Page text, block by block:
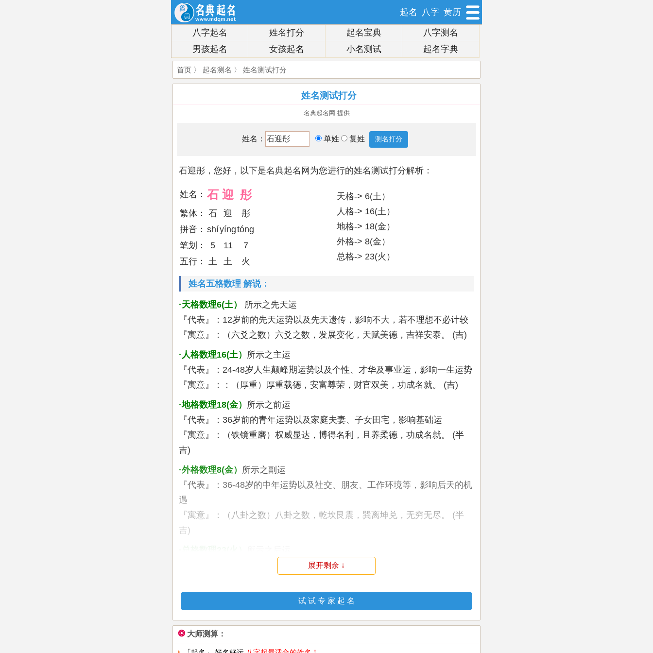
起名 八字 黄历
八字起名 姓名打分 起名宝典
八字测名
男孩起名
女孩起名 小名测试 起名字典
首页 〉 起名测名 〉 姓名测试打分
姓名测试打分
名典起名网 提供
姓名： 单姓 复姓
石迎彤，您好，以下是名典起名网为您进行的姓名测试打分解析：
姓名： 石 迎 彤
繁体： 石 迎
彤
拼音： shíyíngtóng
笔划：
5 11
7
五行：
土 土 火
天格-> 6(土）
人格-> 16(土）
地格-> 18(金）
外格-> 8(金）
总格-> 23(火）
姓名五格数理 解说：
·天格数理6(土）
所示之先天运
『代表』：12岁前的先天运势以及先天遗传，影响不大，若不理想不必计较
『寓意』：（六爻之数）六爻之数，发展变化，天赋美德，吉祥安泰。 (吉)
·人格数理16(土） 所示之主运
『代表』：24-48岁人生颠峰期运势以及个性、才华及事业运，影响一生运势
『寓意』：：（厚重）厚重载德，安富尊荣，财官双美，功成名就。 (吉)
·地格数理18(金） 所示之前运
『代表』：36岁前的青年运势以及家庭夫妻、子女田宅，影响基础运
『寓意』：（铁镜重磨）权威显达，博得名利，且养柔德，功成名就。 (半
吉)
·外格数理8(金） 所示之副运
『代表』：36-48岁的中年运势以及社交、朋友、工作环境等，影响后天的机
遇
『寓意』：（八卦之数）八卦之数，乾坎艮震，巽离坤兑，无穷无尽。 (半
吉)
『代表』：48岁后的中晚年运势以及财富、收入，影响人生最终的成就
您姓名的天地人三才配置为：6 6 8（土土金）暗示健康、生活是否顺利为：
一帆风顺成功发展，目的可以达到，境遇好而身心健康，可得长寿幸福。
展开剩余 ↓
试 试 专 家 起 名
❂ 大师测算：